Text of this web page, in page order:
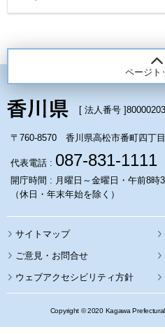
ページト
[ 法人番号 ]
〒760-8570 香川県高松市番町四丁
代表電話 : 087-831-1111
開庁時間 : 月曜日～金曜日・午前8時
（休日・年末年始を除く）
サイトマップ
ウェブアクセシビリティ方針
Copyright © 2020 Kagawa